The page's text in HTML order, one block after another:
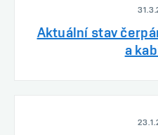
Aktuální stav
a